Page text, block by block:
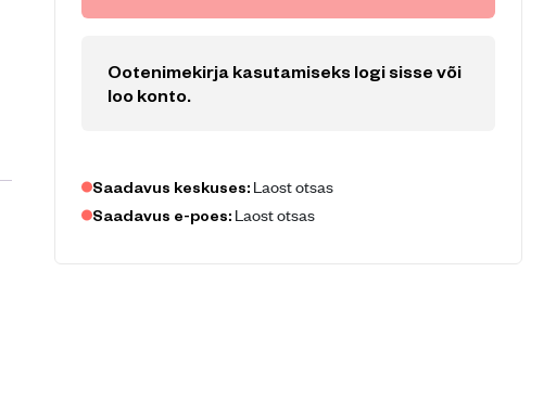
Ootenimekirja kasutamiseks logi sisse või
loo konto.
Saadavus keskuses: Laost otsas
Saadavus e-poes: Laost otsas